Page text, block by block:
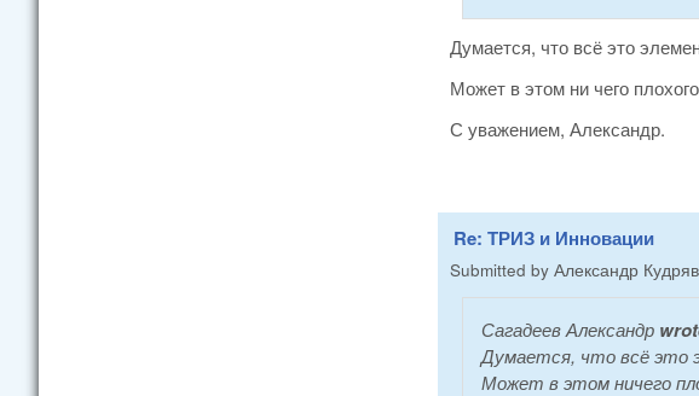
Думается, что всё это
Может в этом ни чего
С уважением, Александр.
Re: ТРИЗ и Инновации
Submitted by Александр
Сагадеев Александр
Думается, что всё это
Может в этом ничего